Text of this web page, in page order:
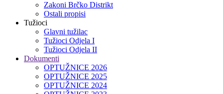
Zakoni Brčko Distrikt
Ostali propisi
Tužioci
Glavni tužilac
Tužioci Odjela I
Tužioci Odjela II
Dokumenti
OPTUŽNICE 2026
OPTUŽNICE 2025
OPTUŽNICE 2024